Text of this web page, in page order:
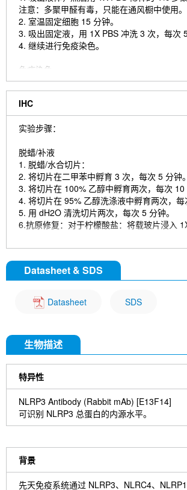
注意：多聚甲醛有毒，只能在通风橱中使用。
2. 室温固定细胞 15 分钟。
3. 吸出固定液，用 1X PBS 冲洗 3 次，每次 5
4. 继续进行免疫染色。
免疫染色
1. 添加封闭缓冲液并在室温下孵育 60 分钟。
2. 按照建议在抗体稀释缓冲液中制备一抗稀
3. 吸出封闭液，加入制备好的一抗稀释液。
4. 4°C 孵育过夜。
5. 在 1X PBS 中冲洗 3 次，每次 5 分钟。
7. 在 1X PBS 中冲洗 3 次，每次 5 分钟。
8. 使用带有 DAPI 的封固剂封固载玻片并盖上
9. 为获得最佳效果，请让封固剂在室温下固
IHC
实验步骤：
脱蜡/补液
1. 脱蜡/水合切片：
2. 将切片在二甲苯中孵育 3 次，每次 5 分钟。
3. 将切片在 100% 乙醇中孵育两次，每次 10
4. 将切片在 95% 乙醇洗涤液中孵育两次，每
5. 用 dH2O 清洗切片两次，每次 5 分钟。
6.抗原修复：对于柠檬酸盐：将载玻片浸入
染色
1. 用 dH2O 清洗切片 3 次，每次 5 分钟。
2. 将切片在 3% 过氧化氢中孵育 10 分钟。
3. 用 dH2O 清洗切片两次，每次 5 分钟。
4. 在洗涤缓冲液中洗涤切片 5 分钟。
5. 用 100–400 µl 封闭液在室温下封闭每个切
7. 去除抗体溶液，用洗涤缓冲液洗涤切片 3
8. 用 1-3 滴所需的 HRPA 覆盖切片。 在加湿
9. 用洗涤缓冲液洗涤切片 3 次，每次 5 分钟
11. 在每个切片上涂抹 100–400 µl DAB 并密
12. 将载玻片浸入 dH2O 中。
13. 如果需要，用苏木精复染切片。
14. 用 dH2O 清洗切片两次，每次 5 分钟。
15. 切片脱水：95%乙醇孵育切片两次，每
Datasheet & SDS
Datasheet SDS
生物描述
特异性
NLRP3 Antibody (Rabbit mAb) [E13F14]
可识别 NLRP3 总蛋白的内源水平。
背景
先天免疫系统通过 NLRP3、NLRC4、